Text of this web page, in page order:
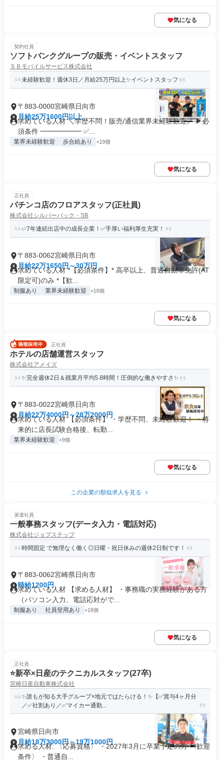
気になる
契約社員
ソフトバンクグループの販売・イベントスタッフ
ＳＢモバイルサービス株式会社
未経験歓迎！週休3日／月給25万円以上✨イベントスタッフ
〒883-0000宮崎県日向市
月給25万1600円以上
求めている人材 ＼学歴不問！販売/通信業界未経験歓迎／ ▶必
須条件 ━━━━━━ ✅...
業界未経験歓迎 歩合給あり +19個
気になる
正社員
パチンコ店のフロアスタッフ(正社員)
株式会社シルバーバック・SB
✅7年連続出店中の成長企業！✅手厚い福利厚生充実！
〒883-0062宮崎県日向市
月給22万1650円～30万円
求めている人材 *【必須条件】* 高卒以上、普通自動車免許(AT
限定可)のみ *【歓...
制服あり 業界未経験歓迎 +18個
気になる
正社員
ホテルの店舗運営スタッフ
株式会社アメイズ
✨完全週休2日＆残業月平均5.8時間！圧倒的な働きやすさ✨
〒883-0022宮崎県日向市
月給22万4000円～28万2000円
求めている人材 【必須条件】 ・学歴不問、未経験歓迎！ ・将
来的に店長試験合格後、転勤...
業界未経験歓迎 +9個
気になる
この企業の類似求人を見る
派遣社員
一般事務スタッフ(データ入力・電話対応)
株式会社ジョブステップ
時間固定 で無理なく働く◎日曜・祝日休みの週休2日制です！
〒883-0062宮崎県日向市
時給1200円
求めている人材 【求める人材】 ・事務職の実務経験がある方
（パソコン入力、電話応対がで...
制服あり 社員登用あり +18個
気になる
正社員
⭐️新卒×日産のテクニカルスタッフ(27卒)
宮崎日産自動車株式会社
✨誰もが知る大手グループ×地元ではたらける！✨【✅賞与4ヶ月分
／✅社割あり／✅マイカー通勤...
宮崎県日向市
月給18万3000円～19万1000円
求める人材: 〈応募資格〉 ・2027年3月に卒業予定の方 〈歓迎
条件〉 ・普通自...